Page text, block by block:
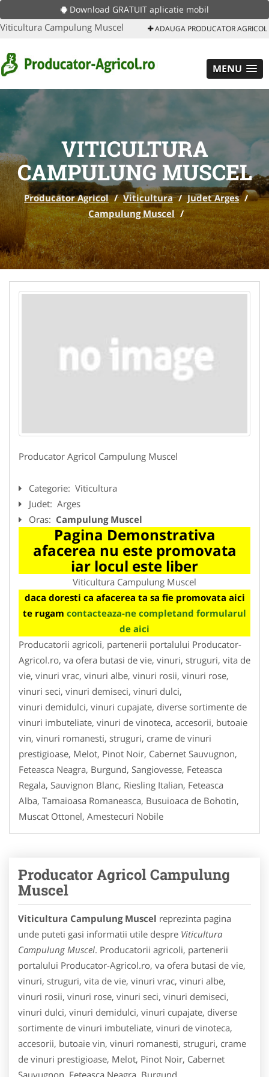
Download GRATUIT aplicatie mobil
Viticultura Campulung Muscel ADAUGA PRODUCATOR AGRICOL
MENU
VITICULTURA
CAMPULUNG MUSCEL
Producator Agricol / Viticultura / Judet Arges /
Campulung Muscel /
Producator Agricol Campulung Muscel
Categorie: Viticultura
Judet: Arges
Oras: Campulung Muscel
Pagina Demonstrativa
afacerea nu este promovata
iar locul este liber
Viticultura Campulung Muscel
daca doresti ca afacerea ta sa fie promovata aici
te rugam contacteaza-ne completand formularul
de aici
Producatorii agricoli, partenerii portalului Producator-
Agricol.ro, va ofera butasi de vie, vinuri, struguri, vita de
vie, vinuri vrac, vinuri albe, vinuri rosii, vinuri rose,
vinuri seci, vinuri demiseci, vinuri dulci,
vinuri demidulci, vinuri cupajate, diverse sortimente de
vinuri imbuteliate, vinuri de vinoteca, accesorii, butoaie
vin, vinuri romanesti, struguri, crame de vinuri
prestigioase, Melot, Pinot Noir, Cabernet Sauvugnon,
Feteasca Neagra, Burgund, Sangiovesse, Feteasca
Regala, Sauvignon Blanc, Riesling Italian, Feteasca
Alba, Tamaioasa Romaneasca, Busuioaca de Bohotin,
Muscat Ottonel, Amestecuri Nobile
Producator Agricol Campulung
Muscel
Viticultura Campulung Muscel reprezinta pagina
unde puteti gasi informatii utile despre Viticultura
Campulung Muscel. Producatorii agricoli, partenerii
portalului Producator-Agricol.ro, va ofera butasi de vie,
vinuri, struguri, vita de vie, vinuri vrac, vinuri albe,
vinuri rosii, vinuri rose, vinuri seci, vinuri demiseci,
vinuri dulci, vinuri demidulci, vinuri cupajate, diverse
sortimente de vinuri imbuteliate, vinuri de vinoteca,
accesorii, butoaie vin, vinuri romanesti, struguri, crame
de vinuri prestigioase, Melot, Pinot Noir, Cabernet
Sauvugnon, Feteasca Neagra, Burgund,